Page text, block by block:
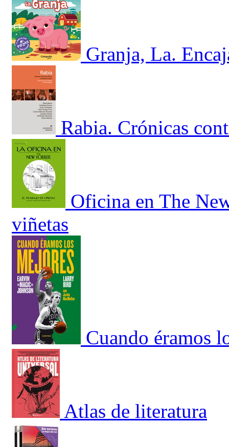
Granja, La.
Rabia. Crónicas
Oficina en The
viñetas
Cuando éramos
Atlas de literatura